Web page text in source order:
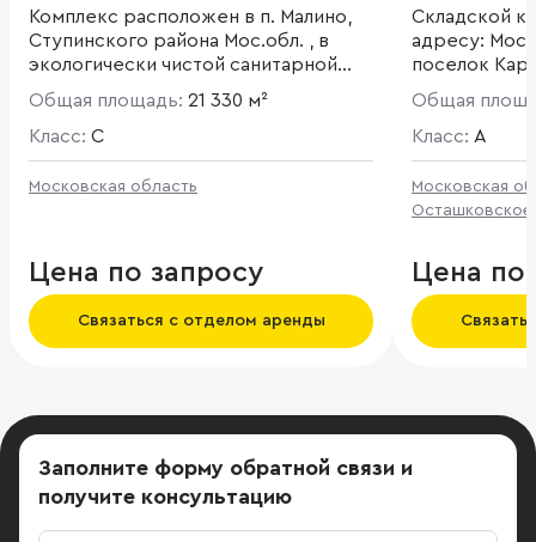
Комплекс расположен в п. Малино,
Ступинского района Мос.обл. , в
экологически чистой санитарной
зоне лесного массива , и
представляет здания из 9-ти
складских помещений , полезной
площадью хранения 23 445 кв.м и
открытыми площадками площадью
Общая площадь: 21 330 м²
Класс: C
Московская область
Цена по запросу
Связаться с отделом аренды
Складской
адресу: Московская обл, г Мытищи,
поселок
Общая
Класс: A
Московская
Цена по
Заполните форму обратной связи и
получите консультацию